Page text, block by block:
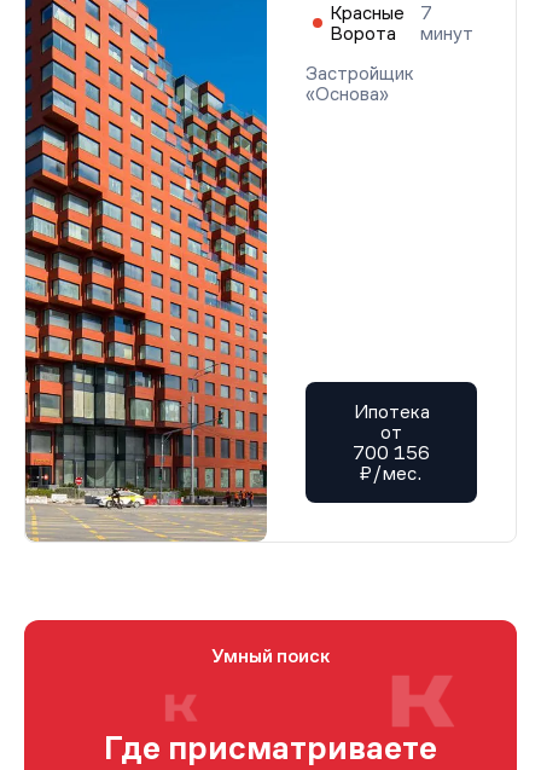
Красные
Ворота
7
минут
Застройщик
«Основа»
Ипотека
от
700 156
₽/мес.
Умный поиск
Где присматриваете